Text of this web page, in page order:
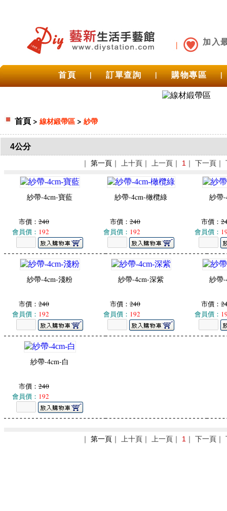
加入
首頁 | 訂單查詢 | 購物專區 |
首頁 > 線材緞帶區 > 紗帶
4公分
｜ 第一頁 ｜ 上十頁｜ 上一頁｜ 1 ｜ 下一頁
紗帶-4cm-寶藍
市價： 240
會員價： 192
紗帶-4cm-橄欖綠
市價： 240
會員價： 192
紗帶
市價：
會員價：
紗帶-4cm-淺粉
市價： 240
會員價： 192
紗帶-4cm-深紫
市價： 240
會員價： 192
紗帶
市價：
會員價：
紗帶-4cm-白
市價： 240
會員價： 192
｜ 第一頁 ｜ 上十頁｜ 上一頁｜ 1 ｜ 下一頁